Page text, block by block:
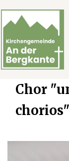
Chor
chorios"